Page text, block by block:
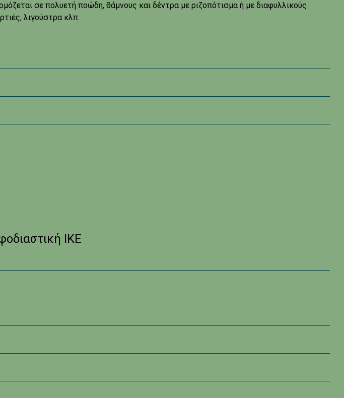
σε πολυετή ποώδη, θάμνους και δέντρα με ριζοπότισμα ή με διαφυλλικούς
λιγούστρα κλπ.
ΙΚΕ